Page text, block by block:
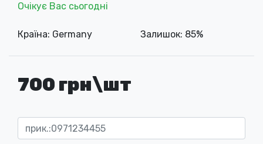
Очікує Вас сьогодні
Країна: Germany Залишок: 85%
700 грн\шт